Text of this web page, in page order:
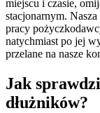
miejscu i czasie,
stacjonarnym.
pracy
natychmiast po jej
przelane na nasze
Jak
dłużników?